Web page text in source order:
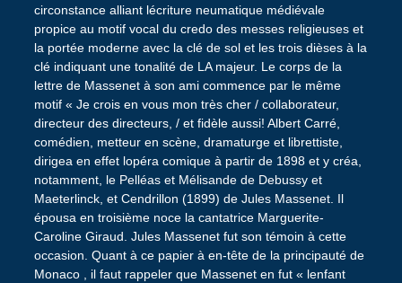
circonstance alliant lécriture neumatique médiévale
propice au motif vocal du credo des messes religieuses et
la portée moderne avec la clé de sol et les trois dièses à la
clé indiquant une tonalité de LA majeur. Le corps de la
lettre de Massenet à son ami commence par le même
motif « Je crois en vous mon très cher / collaborateur,
directeur des directeurs, / et fidèle aussi! Albert Carré,
comédien, metteur en scène, dramaturge et librettiste,
dirigea en effet lopéra comique à partir de 1898 et y créa,
notamment, le Pelléas et Mélisande de Debussy et
Maeterlinck, et Cendrillon (1899) de Jules Massenet. Il
épousa en troisième noce la cantatrice Marguerite-
Caroline Giraud. Jules Massenet fut son témoin à cette
occasion. Quant à ce papier à en-tête de la principauté de
Monaco , il faut rappeler que Massenet en fut « lenfant